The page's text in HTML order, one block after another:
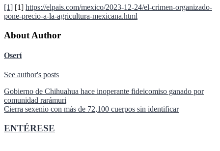
[1] [1] https://elpais.com/mexico/2023-12-24/el-crimen-organizado-
pone-precio-a-la-agricultura-mexicana.html
About Author
Oserí
See author's posts
Navegación
de
Gobierno de Chihuahua hace inoperante fideicomiso ganado por
comunidad rarámuri
Cierra sexenio con más de 72,100 cuerpos sin identificar
ENTÉRESE